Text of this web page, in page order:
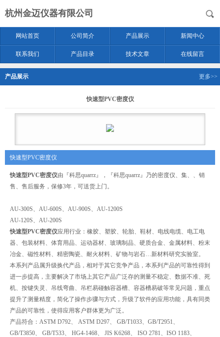
杭州金迈仪器有限公司
网站首页 公司简介 产品展示 新闻中心
联系我们 产品目录 技术文章 在线留言
产品展示 更多>>
快速型PVC密度仪
快速型PVC密度仪
快速型PVC密度仪由『科思quarrz』，『科思quarrz』乃的密度仪、集、、销
售、售后服务，保修3年，可送货上门。
AU-300S、AU-600S、AU-900S、AU-1200S
AU-120S、AU-200S
快速型PVC密度仪应用行业：橡胶、塑胶、轮胎、鞋材、电线电缆、电工电
器、包装材料、体育用品、运动器材、玻璃制品、硬质合金、金属材料、粉末
冶金、磁性材料、精密陶瓷、耐火材料、矿物与岩石…新材料研究实验室。
本系列产品属升级换代产品，相对于其它竞争产品，本系列产品的可靠性得到
进一步提高，主要解决了市场上其它产品广泛存的测量不稳定、数据不准、死
机、按键失灵、吊线弯曲、吊栏易碰触容器槽、容器槽易破等常见问题，重点
提升了测量精度，简化了操作步骤与方式，升级了软件的应用功能，具有同类
产品的可靠性，使得应用客户群体更为广泛。
产品符合：ASTM D792、 ASTM D297、 GB/T1033、GB/T2951、
GB/T3850、 GB/T533、 HG4-1468、 JIS K6268、 ISO 2781、ISO 1183、